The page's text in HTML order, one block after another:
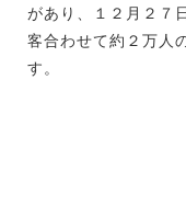
があり、１２月２７
客合わせて約２万人
す。